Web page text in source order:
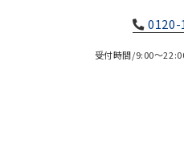
0120-
受付時間/9:00～